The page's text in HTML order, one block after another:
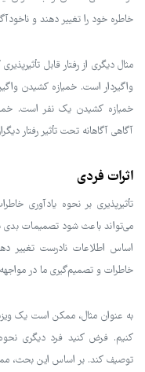
خاطره خود را تغییر دهند و
مثال دیگری از رفتار قابل
واگیردار است. خمیازه کشیدن
خمیازه کشیدن یک نفر است.
آگاهی آگاهانه تحت تأثیر رفتار
اثرات فردی
تأثیرپذیری بر نحوه یادآوری
می‌تواند باعث شود تصمیمات بدی
اساس اطلاعات نادرست تغییر
خاطرات و تصمیم‌گیری ما در مواجهه
به عنوان مثال، ممکن است یک
کنیم. فرض کنید فرد دیگری
توصیف کند. بر اساس این بحث،